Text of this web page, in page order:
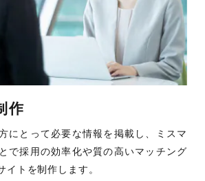
作
にとって必要な情報を掲載し、ミスマ
で採用の効率化や質の高いマッチング
イトを制作します。